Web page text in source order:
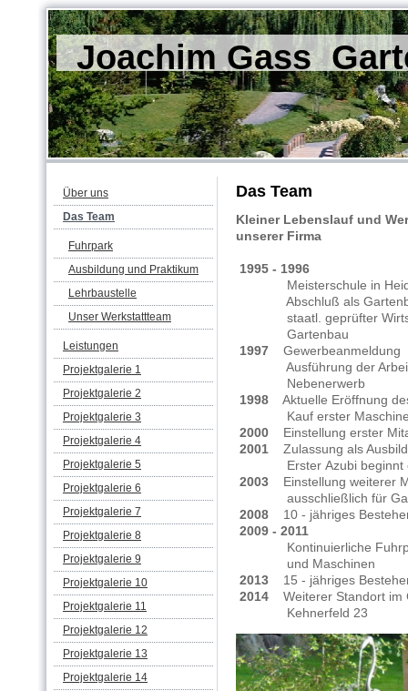
Joachim Gass
Über uns
Das Team
Fuhrpark
Ausbildung und Praktikum
Lehrbaustelle
Unser Werkstattteam
Leistungen
Projektgalerie 1
Projektgalerie 2
Projektgalerie 3
Projektgalerie 4
Projektgalerie 5
Projektgalerie 6
Projektgalerie 7
Projektgalerie 8
Projektgalerie 9
Projektgalerie 10
Projektgalerie 11
Projektgalerie 12
Projektgalerie 13
Projektgalerie 14
Das Team
Kleiner Lebenslauf und
unserer Firma
1995 - 1996
Meisterschule in
Abschluß als
staatl. geprüfter
Gartenbau
1997 Gewerbeanmeldung
Ausführung der
Nebenerwerb
1998 Aktuelle Eröffnung
Kauf erster Maschinen
2000 Einstellung erster
2001 Zulassung als
Erster Azubi beginnt
2003
Einstellung weiterer
ausschließlich für
2008 10 - jähriges
2009 - 2011
Kontinuierliche
und Maschinen
2013 15 - jähriges
2014 Weiterer Standort im
Kehnerfeld 23